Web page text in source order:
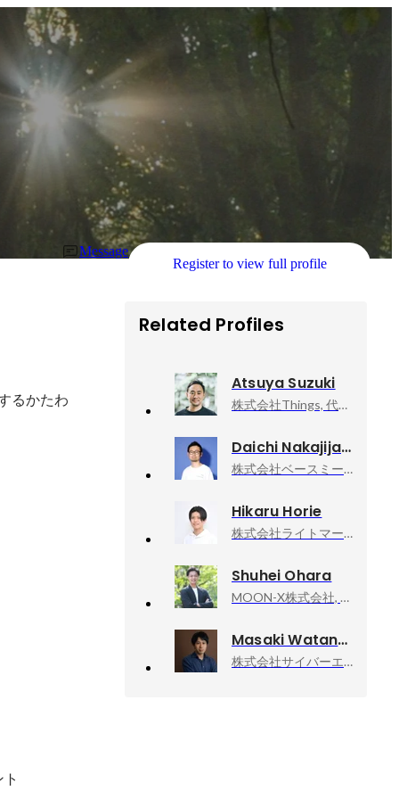
Message
Register to view full profile
るかたわ
Related Profiles
Atsuya Suzuki
株式会社Things, 代表取締役CEO
Daichi Nakajijapan Nakajima
株式会社ベースミー, テックリード
Hikaru Horie
株式会社ライトマークス, CTO
Shuhei Ohara
MOON-X株式会社, VP, Head of CEO Office
Masaki Watanabe
株式会社サイバーエージェント, 新R25編集長